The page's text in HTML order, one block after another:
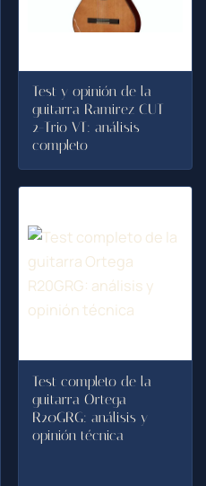
Test y opinión de la
guitarra Ramirez CUT
2-Trio VT: análisis
completo
Test completo de la
guitarra Ortega
R20GRG: análisis y
opinión técnica